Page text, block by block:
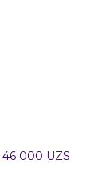
46 000 UZS